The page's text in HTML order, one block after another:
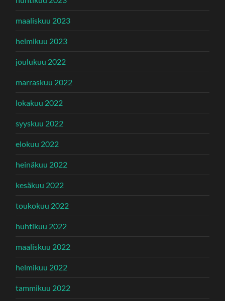
maaliskuu 2023
helmikuu 2023
joulukuu 2022
marraskuu 2022
lokakuu 2022
syyskuu 2022
elokuu 2022
heinäkuu 2022
kesäkuu 2022
toukokuu 2022
huhtikuu 2022
maaliskuu 2022
helmikuu 2022
tammikuu 2022